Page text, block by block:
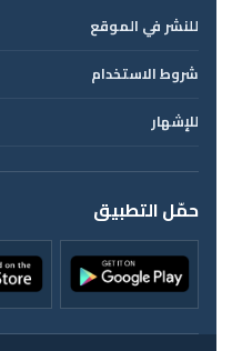
للنشر في الموقع
شروط الاستخدام
للإشهار
حمّل التطبيق